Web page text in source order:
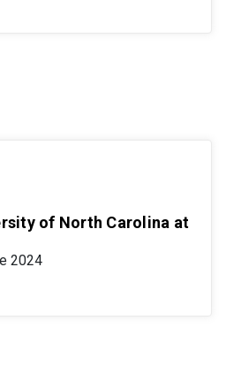
of North Carolina at
2024